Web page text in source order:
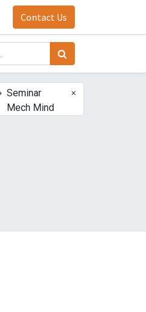
Contact Us
Seminar
Mech Mind
×